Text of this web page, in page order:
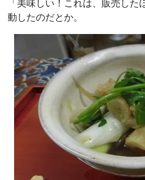
「美味しい！これは、販売し
動したのだとか。